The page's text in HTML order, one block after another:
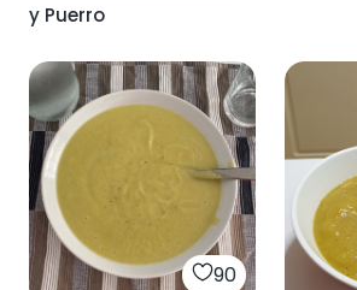
y Puerro
90